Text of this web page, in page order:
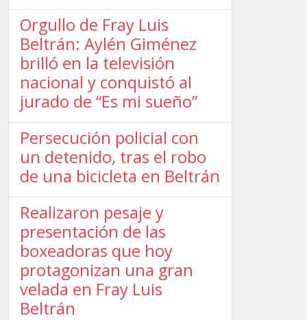
Orgullo de Fray Luis
Beltrán: Aylén Giménez
brilló en la televisión
nacional y conquistó al
jurado de “Es mi sueño”
Persecución policial con
un detenido, tras el robo
de una bicicleta en Beltrán
Realizaron pesaje y
presentación de las
boxeadoras que hoy
protagonizan una gran
velada en Fray Luis
Beltrán